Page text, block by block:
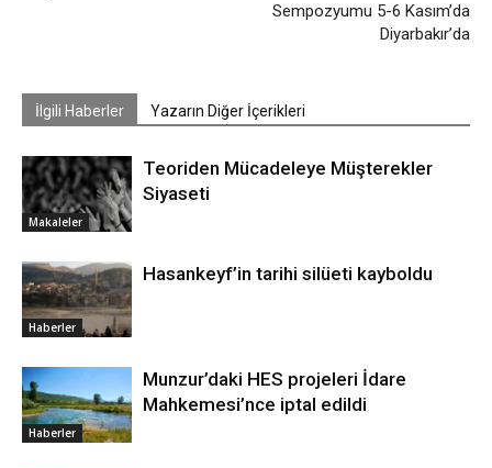
Sempozyumu 5-6 Kasım’da
Diyarbakır’da
İlgili Haberler Yazarın Diğer İçerikleri
Makaleler
Teoriden Mücadeleye Müşterekler
Siyaseti
Haberler
Hasankeyf’in tarihi silüeti kayboldu
Haberler
Munzur’daki HES projeleri İdare
Mahkemesi’nce iptal edildi